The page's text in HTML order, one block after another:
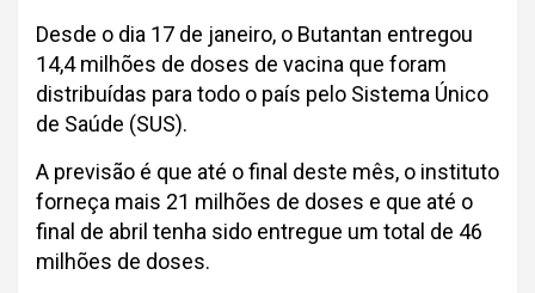
Desde o dia 17 de janeiro, o Butantan entregou
14,4 milhões de doses de vacina que foram
distribuídas para todo o país pelo Sistema Único
de Saúde (SUS).
A previsão é que até o final deste mês, o instituto
forneça mais 21 milhões de doses e que até o
final de abril tenha sido entregue um total de 46
milhões de doses.